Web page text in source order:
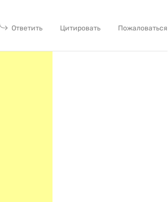
Ответить Цитировать Пожаловаться